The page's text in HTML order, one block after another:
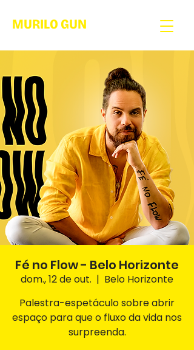
MURILO GUN
Fé no Flow - Belo Horizonte
dom., 12 de out.
  |
Belo Horizonte
Palestra-espetáculo sobre abrir
espaço para que o fluxo da vida nos
surpreenda.